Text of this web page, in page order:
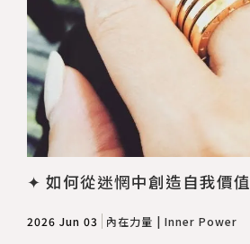
✦ 如何從迷惘中創造自我價值
2026 Jun 03 內在力量 | Inner Power